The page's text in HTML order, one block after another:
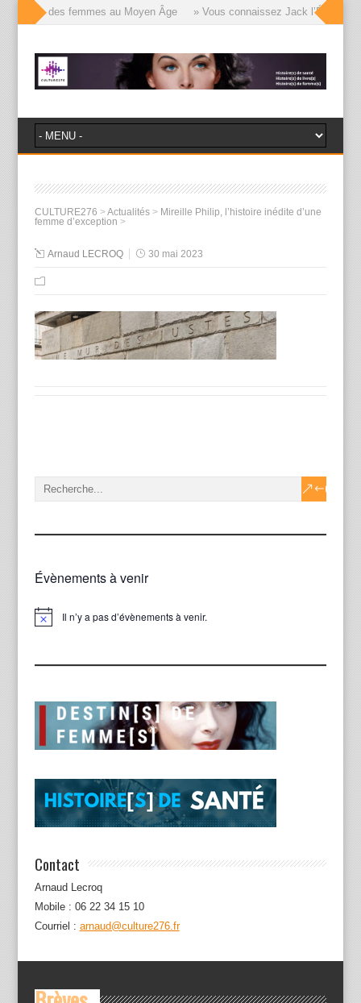
des femmes au Moyen Âge » Vous connaissez Jack
CULTURE276 >Actualités> Mireille Philip, l’histoire inédite d’une
femme d’exception >
Arnaud LECROQ 30 mai 2023
Évènements à venir
Notice Il n’y a pas d’évènements à venir.
Contact
Arnaud Lecroq
Mobile : 06 22 34 15 10
Courriel : arnaud@culture276.fr